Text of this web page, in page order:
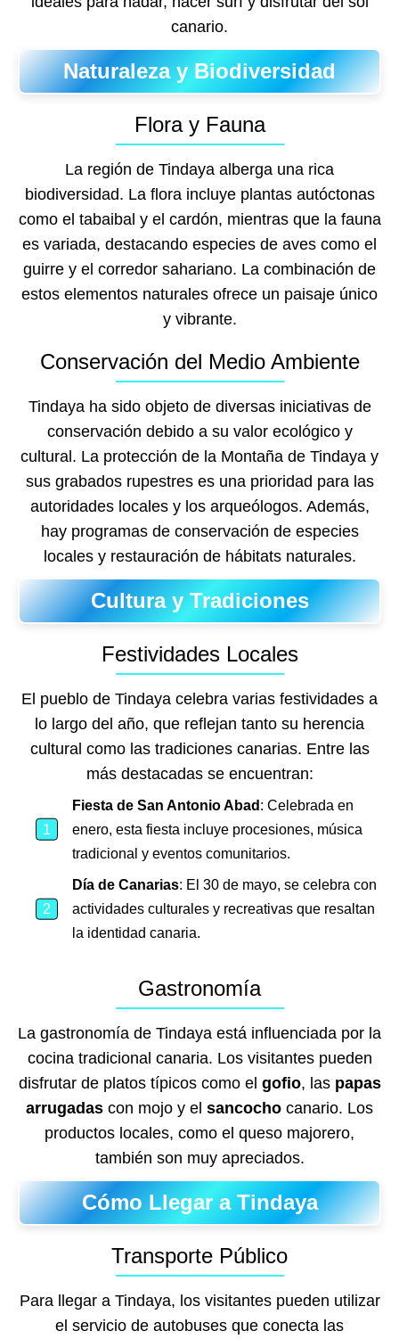
canario.
Naturaleza y Biodiversidad
Flora y Fauna
La región de Tindaya alberga una rica
biodiversidad. La flora incluye plantas autóctonas
como el tabaibal y el cardón, mientras que la fauna
es variada, destacando especies de aves como el
guirre y el corredor sahariano. La combinación de
estos elementos naturales ofrece un paisaje único
y vibrante.
Conservación del Medio Ambiente
Tindaya ha sido objeto de diversas iniciativas de
conservación debido a su valor ecológico y
cultural. La protección de la Montaña de Tindaya y
sus grabados rupestres es una prioridad para las
autoridades locales y los arqueólogos. Además,
hay programas de conservación de especies
locales y restauración de hábitats naturales.
Cultura y Tradiciones
Festividades Locales
El pueblo de Tindaya celebra varias festividades a
lo largo del año, que reflejan tanto su herencia
cultural como las tradiciones canarias. Entre las
más destacadas se encuentran:
Fiesta de San Antonio Abad: Celebrada en
enero, esta fiesta incluye procesiones, música
tradicional y eventos comunitarios.
Día de Canarias: El 30 de mayo, se celebra con
actividades culturales y recreativas que resaltan
la identidad canaria.
Gastronomía
La gastronomía de Tindaya está influenciada por la
cocina tradicional canaria. Los visitantes pueden
disfrutar de platos típicos como el gofio, las papas
arrugadas con mojo y el sancocho canario. Los
productos locales, como el queso majorero,
también son muy apreciados.
Cómo Llegar a Tindaya
Transporte Público
Para llegar a Tindaya, los visitantes pueden utilizar
el servicio de autobuses que conecta las